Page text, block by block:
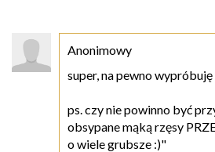
Anonimowy
super, na pewno wypróbuję
ps. czy nie powinno być
obsypane mąką rzęsy
o wiele grubsze :)"